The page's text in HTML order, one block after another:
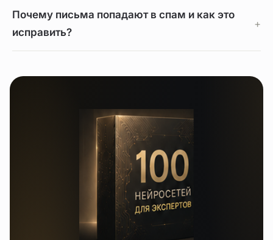
Почему письма попадают в спам и как это
исправить?